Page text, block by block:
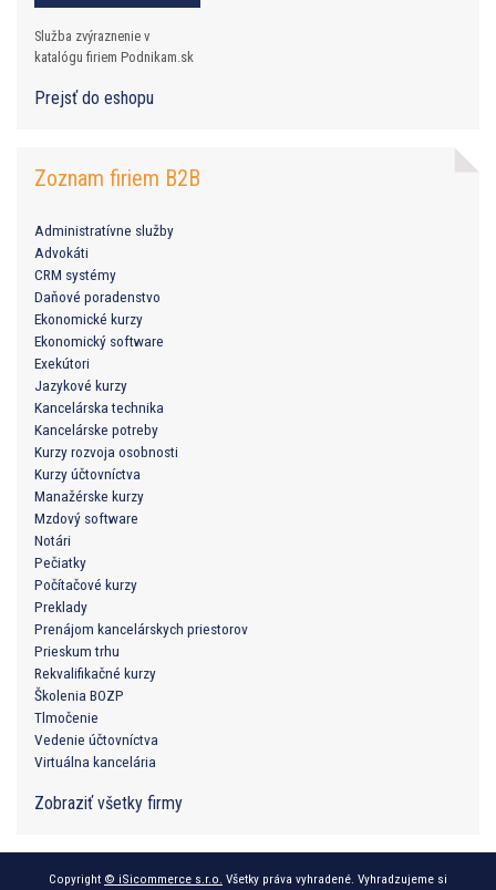
Služba zvýraznenie v
katalógu firiem Podnikam.sk
Prejsť do eshopu
Zoznam firiem B2B
Administratívne služby
Advokáti
CRM systémy
Daňové poradenstvo
Ekonomické kurzy
Ekonomický software
Exekútori
Jazykové kurzy
Kancelárska technika
Kancelárske potreby
Kurzy rozvoja osobnosti
Kurzy účtovníctva
Manažérske kurzy
Mzdový software
Notári
Pečiatky
Počítačové kurzy
Preklady
Prenájom kancelárskych priestorov
Prieskum trhu
Rekvalifikačné kurzy
Školenia BOZP
Tlmočenie
Vedenie účtovníctva
Virtuálna kancelária
Zobraziť všetky firmy
Copyright © iSicommerce s.r.o. Všetky práva vyhradené. Vyhradzujeme si